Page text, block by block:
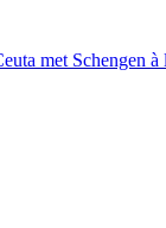
met Schengen à